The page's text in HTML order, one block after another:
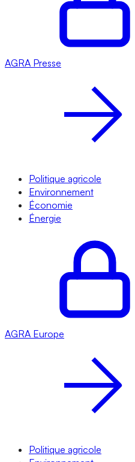
AGRA Presse
Politique agricole
Environnement
Économie
Énergie
AGRA Europe
Politique agricole